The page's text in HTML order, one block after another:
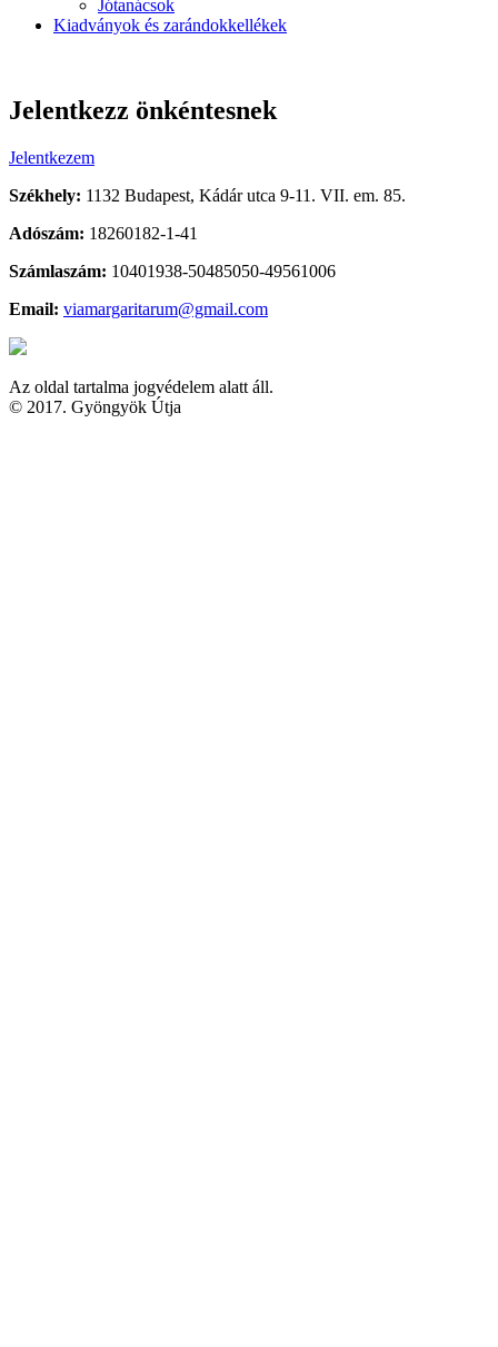
Jótanácsok
Kiadványok és zarándokkellékek
Jelentkezz önkéntesnek
Jelentkezem
Székhely: 1132 Budapest, Kádár utca 9-11. VII. em. 85.
Adószám: 18260182-1-41
Számlaszám: 10401938-50485050-49561006
Email: viamargaritarum@gmail.com
Az oldal tartalma jogvédelem alatt áll.
© 2017. Gyöngyök Útja